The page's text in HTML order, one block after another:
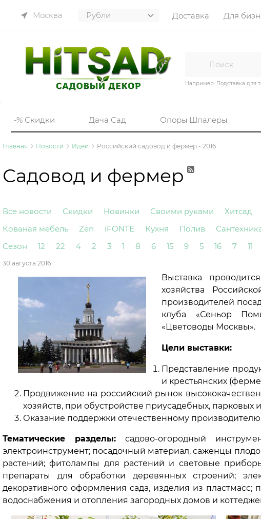
Москва Доставка Для
Например: Подставка для
-% Скидки Дача Сад Опоры Шпалеры
Главная Новости Идеи Российский садовод и фермер - 2016
Садовод и фермер
Все новости Скидки Новинки Своими руками Хитсад
Кованая мебель
Zen iFONTE Кухня Полив
Сезон
12 22 4 2 3 1 8 6 15 9 5 16 7 11
30 августа 2016
Выставка
хозяйства
производителей
клуба «Сеньор
«Цветоводы Москвы».
Цели выставки:
Представление
и крестьянских
Продвижение на российский рынок
хозяйств, при обустройстве приусадебных, парковых
Оказание поддержки отечественному
Тематические разделы: садово-огородный
электроинструмент; посадочный материал, саженцы
растений; фитолампы для растений и световые
препараты для обработки деревянных строений;
декоративного оформления сада, изделия из пластмасс;
водоснабжения и отопления загородных домов и